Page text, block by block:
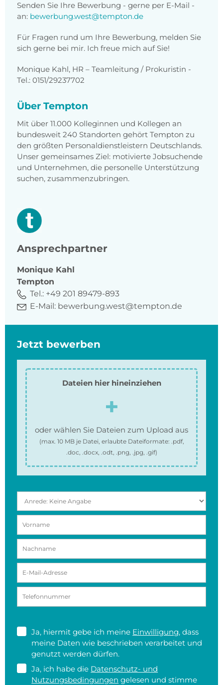
Senden Sie Ihre Bewerbung - gerne per E-Mail -
an: bewerbung.west@tempton.de
Für Fragen rund um Ihre Bewerbung, melden Sie
sich gerne bei mir. Ich freue mich auf Sie!
Monique Kahl, HR – Teamleitung / Prokuristin -
Tel.: 0151/29237702
Über Tempton
Mit über 11.000 Kolleginnen und Kollegen an
bundesweit 240 Standorten gehört Tempton zu
den größten Personaldienstleistern Deutschlands.
Unser gemeinsames Ziel: motivierte Jobsuchende
und Unternehmen, die personelle Unterstützung
suchen, zusammenzubringen.
Ansprechpartner
Monique Kahl
Tempton
Tel.: +49 201 89479-893
E-Mail: bewerbung.west@tempton.de
Jetzt bewerben
Dateien hier hineinziehen
oder wählen Sie Dateien zum Upload aus
(max. 10 MBje Datei, erlaubte Dateiformate: .pdf,
.doc, .docx, .odt, .png, .jpg, .gif)
Ja, hiermit gebe ich meine Einwilligung, dass
meine Daten wie beschrieben verarbeitet und
genutzt werden dürfen.
Ja, ich habe die Datenschutz- und
Nutzungsbedingungen gelesen und stimme